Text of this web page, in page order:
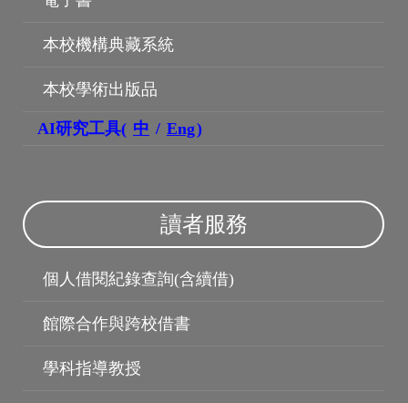
本校機構典藏系統
本校學術出版品
AI研究工具( 中 / Eng)
讀者服務
個人借閱紀錄查詢(含續借)
館際合作與跨校借書
學科指導教授